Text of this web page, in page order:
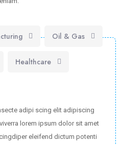
Oil & Gas
Healthcare
adipi scing elit adipiscing
lorem ipsum dolor sit amet
eleifend dictum potenti